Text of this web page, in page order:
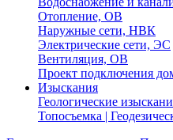
Отопление, ОВ
Наружные сети, НВК
Электрические сети, ЭС
Вентиляция, ОВ
Проект подключения
Изыскания
Геологические
Топосъемка |